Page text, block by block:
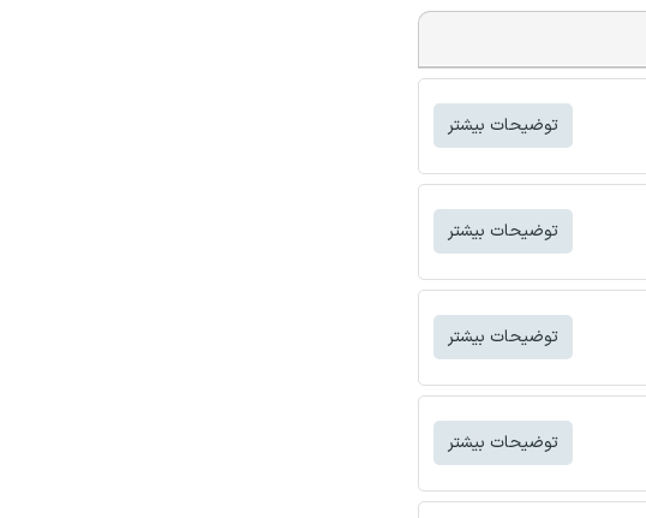
توضیحات بیشتر
توضیحات بیشتر
توضیحات بیشتر
توضیحات بیشتر